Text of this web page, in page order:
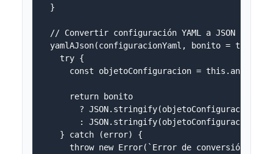
  }
  // Convertir configuración YAML a JSON
  yamlAJson(configuracionYaml, bonito = true) {
    try {
const objetoConfiguracion =
      return bonito
? JSON.stringify(objetoConfiguracion,
        : JSON.stringify(objetoConfiguracion);
    } catch (error) {
throw new Error(`Error de conversión